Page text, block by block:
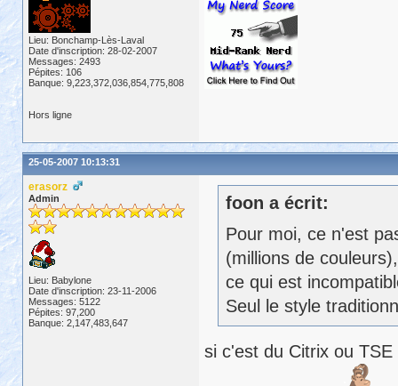
Lieu: Bonchamp-Lès-Laval
Date d'inscription: 28-02-2007
Messages: 2493
Pépites: 106
Banque: 9,223,372,036,854,775,808
Hors ligne
25-05-2007 10:13:31
erasorz
Admin
Lieu: Babylone
Date d'inscription: 23-11-2006
Messages: 5122
Pépites: 97,200
Banque: 2,147,483,647
foon a écrit:
Pour moi, ce n'est
(millions de couleurs),
ce qui est
Seul le style
si c'est du Citrix ou